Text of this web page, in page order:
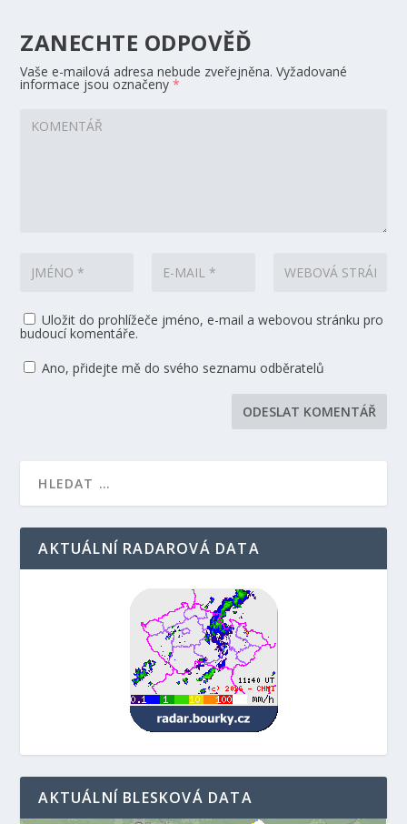
ZANECHTE ODPOVĚĎ
Vaše e-mailová adresa nebude zveřejněna. Vyžadované
informace jsou označeny*
Uložit do prohlížeče jméno, e-mail a webovou stránku pro
budoucí komentáře.
Ano, přidejte mě do svého seznamu odběratelů
AKTUÁLNÍ RADAROVÁ DATA
AKTUÁLNÍ BLESKOVÁ DATA